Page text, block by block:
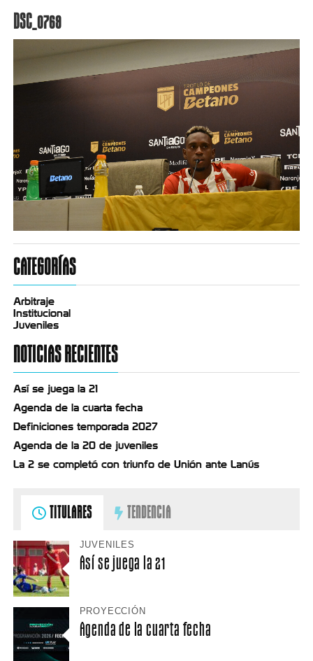
DSC_0769
CATEGORÍAS
Arbitraje
Institucional
Juveniles
NOTICIAS RECIENTES
Así se juega la 21
Agenda de la cuarta fecha
Definiciones temporada 2027
Agenda de la 20 de juveniles
La 2 se completó con triunfo de Unión ante Lanús
TITULARES TENDENCIA
JUVENILES
Así se juega la 21
PROYECCIÓN
Agenda de la cuarta fecha